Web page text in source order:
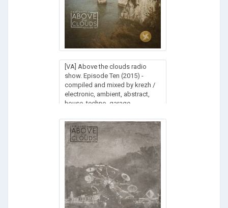
[VA] Above the clouds radio
show. Episode Ten (2015) -
compiled and mixed by krezh /
electronic, ambient, abstract,
house, techno, garage